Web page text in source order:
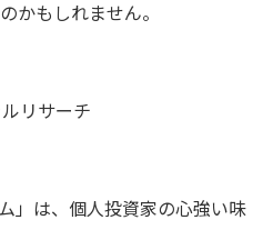
かもしれません。
リサーチ
」は、個人投資家の心強い味